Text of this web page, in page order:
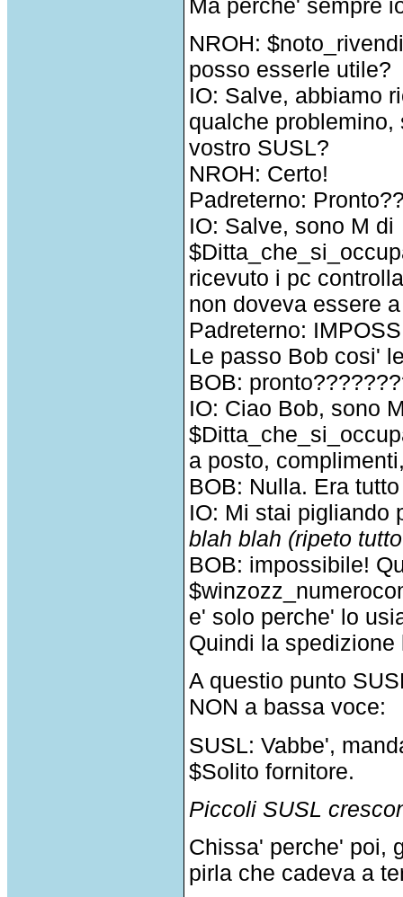
NROH:
posso esserle utile?
IO: Salve, abbiamo
qualche
vostro SUSL?
NROH: Certo!
Padreterno:
IO: Salve, sono M di
ricevuto i pc
non doveva essere
Padreterno:
Le passo Bob cosi'
BOB:
IO: Ciao Bob, sono
a posto,
BOB: Nulla. Era
IO: Mi stai pigliando
blah blah (ripeto
BOB: impossibile!
e' solo perche' lo
Quindi la
A questio punto
NON a bassa voce:
SUSL: Vabbe',
$Solito fornitore.
Piccoli SUSL
Chissa' perche' poi,
pirla che cadeva a